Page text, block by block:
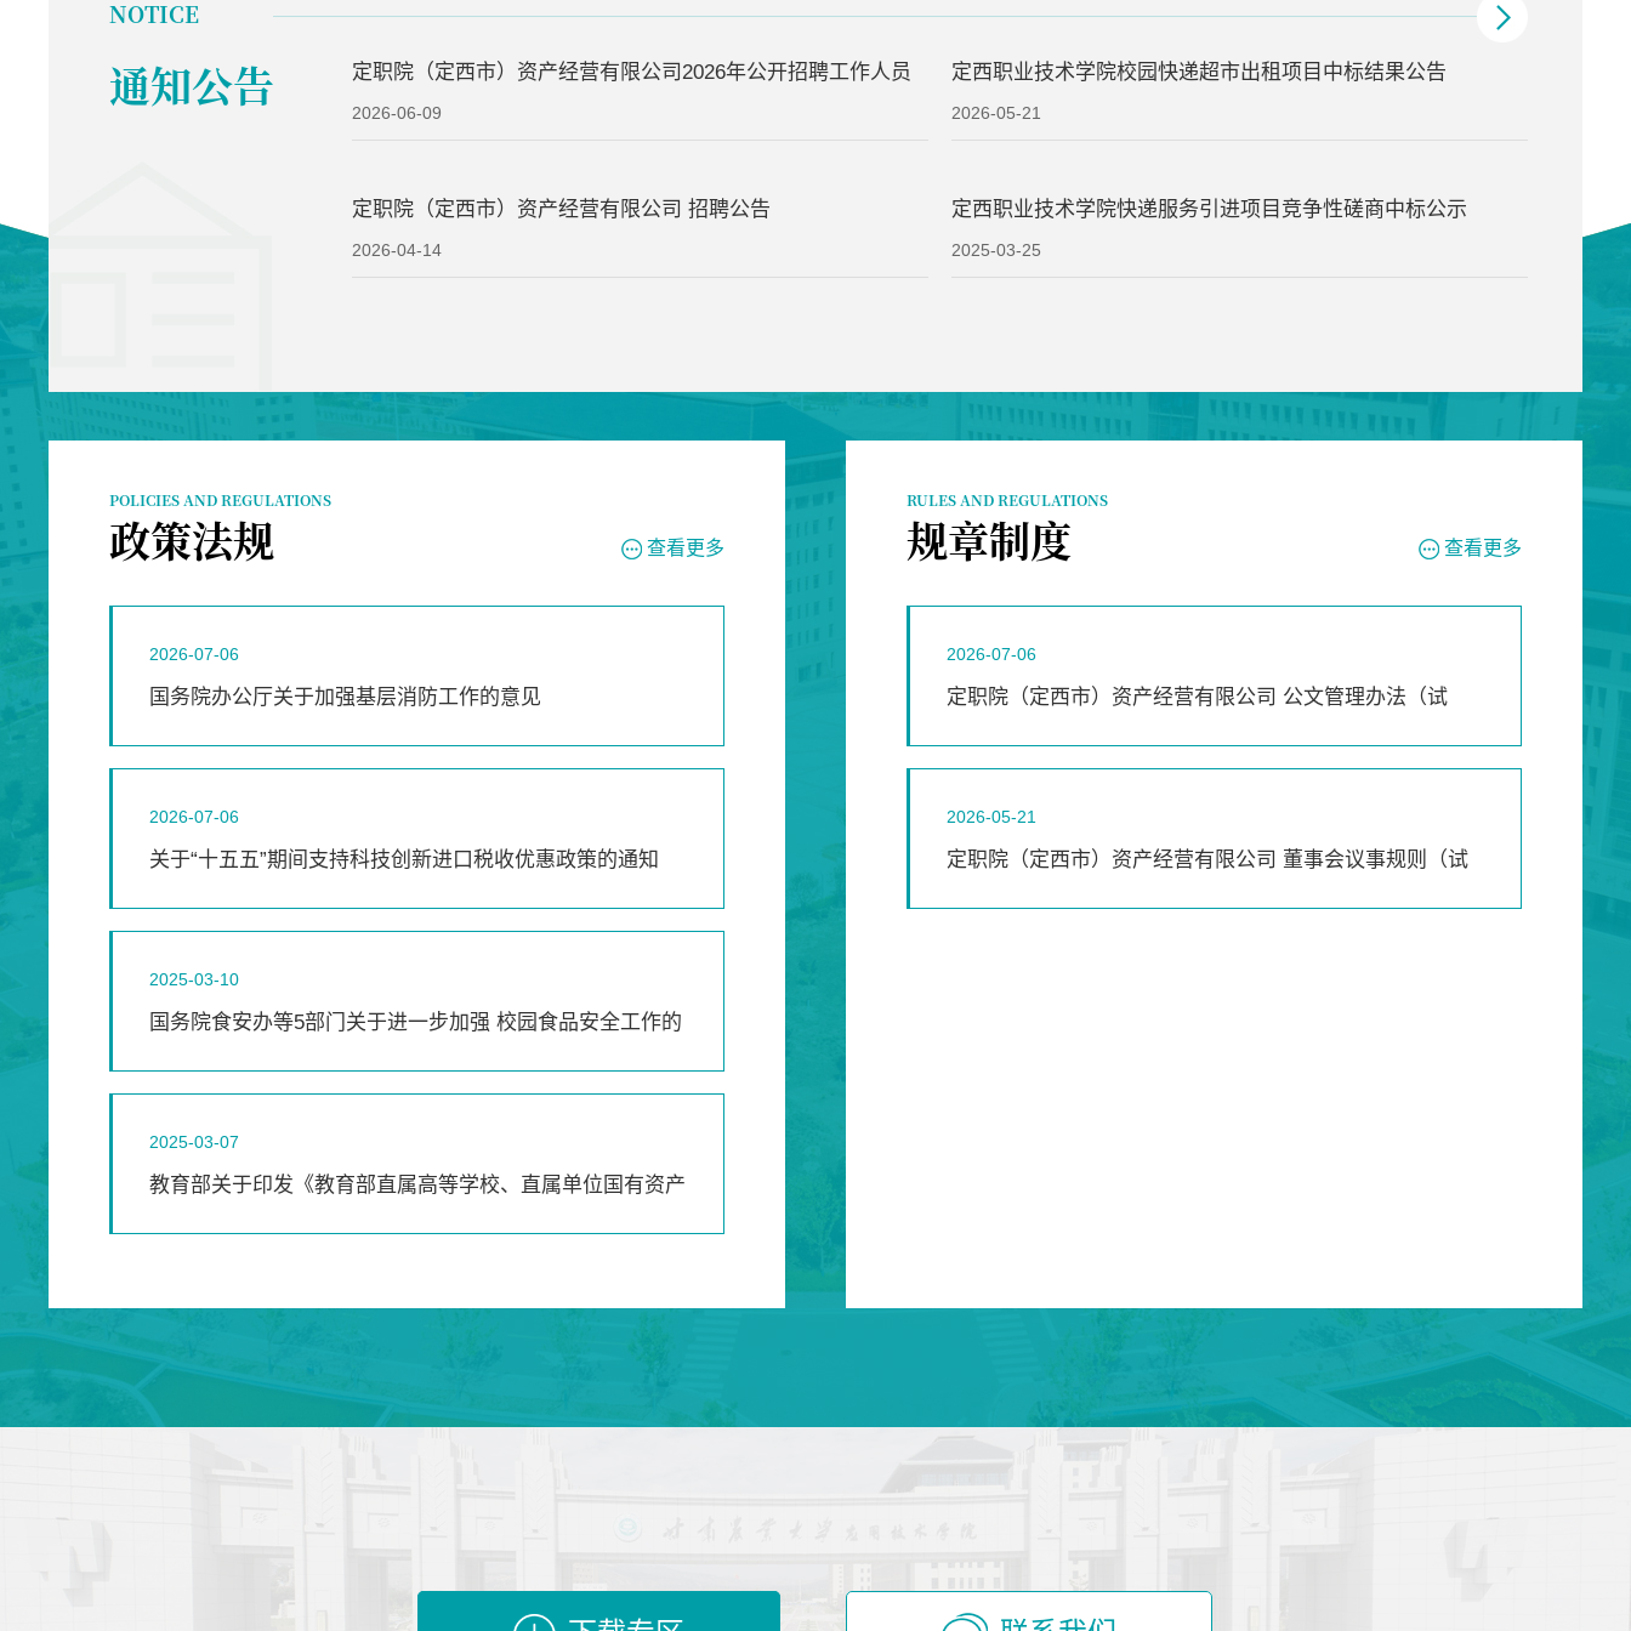
NOTICE
通知公告
定职院（定西市）资产经营有限公司2026年公开招聘工作人员
拟聘用人员公示
2026-06-09
定西职业技术学院校园快递超市出租项目中标结果公告
2026-05-21
定职院（定西市）资产经营有限公司 招聘公告
2026-04-14
定西职业技术学院快递服务引进项目竞争性磋商中标公示
2025-03-25
POLICIES AND REGULATIONS
政策法规 查看更多
2026-07-06
国务院办公厅关于加强基层消防工作的意见
2026-07-06
关于“十五五”期间支持科技创新进口税收优惠政策的通知
2025-03-10
国务院食安办等5部门关于进一步加强 校园食品安全工作的
通知
2025-03-07
教育部关于印发《教育部直属高等学校、直属单位国有资产
管理工作规程（暂行）》的通知
RULES AND REGULATIONS
规章制度 查看更多
2026-07-06
定职院（定西市）资产经营有限公司 公文管理办法（试
行）
2026-05-21
定职院（定西市）资产经营有限公司 董事会议事规则（试
行）